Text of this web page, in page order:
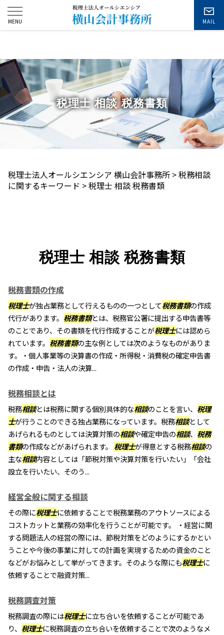
お問い合わせ
税理士 相談 税務書類
税理士法人オールシエンシア 横山会計事務所 >税務相談
に関するキーワード >税理士 相談 税務書類
税理士 相談 税務書類
税務書類の作成
税理士が独占業務として行えるものの一つとして税務書類の作成
代行があります。 税務書類とは、税務官公署に提出する申告書等
のことであり、その書類を代行作成することが税理士には認めら
れています。 税務書類の主な例としては次のようなものがありま
す。・個人事業等の決算書の作成・所得税・消費税の確定申告書
の作成・申告・法人の決算...
税務相談とは
税務相談とは税務に関する個別具体的な相談のことを言い、 税理
士が行うことのできる独占業務になっています。税務相談として
あげられるものとしては決算対策の相談や確定申告の相談、 税務
書類の作成などがあげられます。 税理士が得意とする税務相談の
主な相談内容としては「節税対策や決算対策を行いたい」「会社
設立を行いたい、そのう...
経営全般に関する相談
その際に税理士に依頼することで税務業務のアウトソースによる
コストカットと業務の効率化を行うことが可能です。 ・経営に関
する問題法人の経営の際には、節税対策をどのようにするかとい
うことや今後の事業に対しての計画を実現するための資金のこと
などがお悩みとして挙がってきます。そのような際にも税理士に
依頼することで融資対策...
税務調査対策
税務調査の際には税理士に立ち合いを依頼することが可能であ
り、 税理士に税務調査の立ち合いを依頼することで次のようなメ